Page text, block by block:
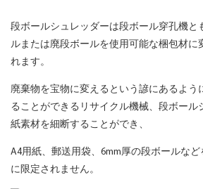
段ボールシュレッダーは段ボール穿孔機と
ルまたは廃段ボールを使用可能な梱包材に
れます。
廃棄物を宝物に変えるという諺にあるよう
ることができるリサイクル機械、段ボール
紙素材を細断することができ、
A4用紙、郵送用袋、6mm厚の段ボールな
に限定されません。